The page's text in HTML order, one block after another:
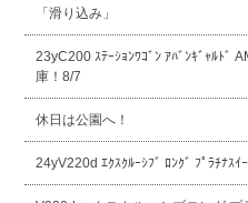
「滑り込み」
23yC200 ｽﾃｰｼｮﾝﾜｺﾞﾝ ｱﾊﾞﾝｷﾞｬﾙﾄﾞ
庫！8/7
休日は公園へ！
24yV220d ｴｸｽｸﾙｰｼﾌﾞ ﾛﾝｸﾞ ﾌﾟﾗﾁﾅ